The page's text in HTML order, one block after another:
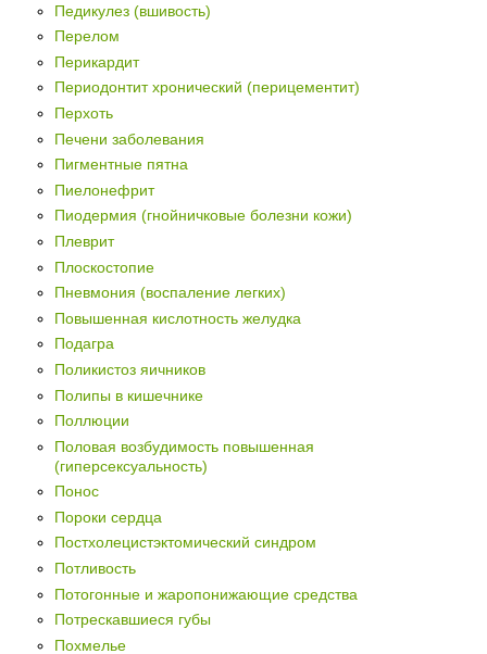
Педикулез (вшивость)
Перелом
Перикардит
Периодонтит хронический (перицементит)
Перхоть
Печени заболевания
Пигментные пятна
Пиелонефрит
Пиодермия (гнойничковые болезни кожи)
Плеврит
Плоскостопие
Пневмония (воспаление легких)
Повышенная кислотность желудка
Подагра
Поликистоз яичников
Полипы в кишечнике
Поллюции
Половая возбудимость повышенная
(гиперсексуальность)
Понос
Пороки сердца
Постхолецистэктомический синдром
Потливость
Потогонные и жаропонижающие средства
Потрескавшиеся губы
Похмелье